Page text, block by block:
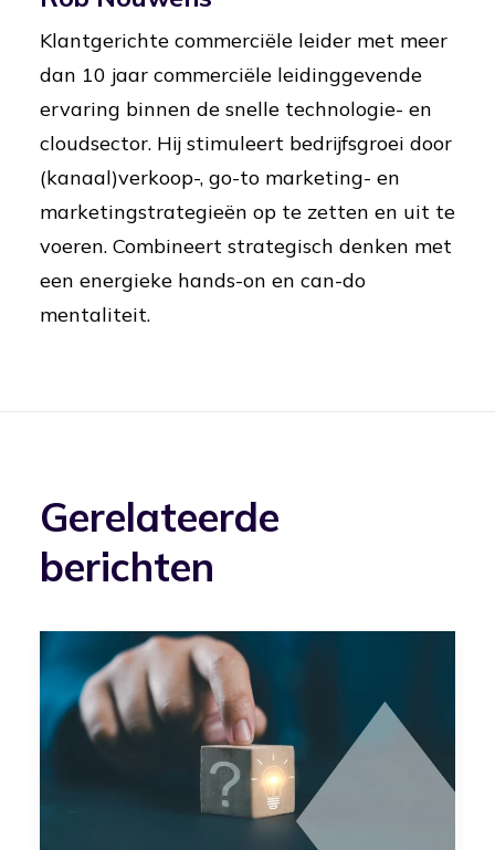
Klantgerichte commerciële leider met meer
dan 10 jaar commerciële leidinggevende
ervaring binnen de snelle technologie- en
cloudsector. Hij stimuleert bedrijfsgroei door
(kanaal)verkoop-, go-to marketing- en
marketingstrategieën op te zetten en uit te
voeren. Combineert strategisch denken met
een energieke hands-on en can-do
mentaliteit.
Gerelateerde
berichten